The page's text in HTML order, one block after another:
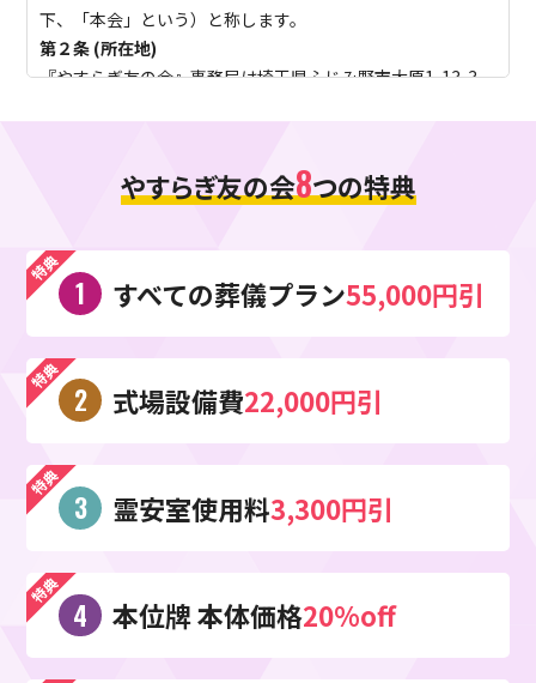
提供するために利用しています。
商品のお届け、ご請求の対応、電子メールでの情報提供、ニ
ュースレター、各種キャンペーンのご案内などの目的で使用
ー）」を使用してお客様のコンピュータを識別します。
より便利にご利用いただくために使用しております。決して
お客様のプライバシーを侵害するものではなく、またお客様
のコンピュータに悪影響を及ぼすことはありません。
個人情報の開示・提供
ご登録いただいた個人情報は厳重に管理され、以下の場合を
除き、登録いただいたご本人の了承なく第三者に開示するこ
とはありません。お客様のサイト上の行為が第三者に不利益
を及ぼすと当社が判断した場合これには詐欺被害、信用リス
ク対策の企業との情報交換も含まれます。裁判所、検察庁、
警察、これらに順ずる公的機関から要請された場合、人の生
命、身体及び財産等に対する差し迫った危険があり、緊急の
個人情報の確認・訂正・削除について
お客様が、弊社にご提供いただいた個人情報は、その内容の
意思 を尊重し、合理的な範囲で必要な対応をさせていただき
下、「本会」という）と称します。
第２条 (所在地)
『やすらぎ友の会』事務局は埼玉県ふじみ野市大原1-13-3
報をより早く入手し不安を解消し、当社の理念「活・粋・生
生活をお送りいただくことを目的とします。
第４条 （会員・範囲）
入会希望者が、本会の趣旨・規約を承認の上、所定の手続き
を完了し、本会が会員として承認した方とします。
入会者のご家族様ならどなたでも会員特典をご利用いただけ
ます。
入会者の葬儀が発生した際はご家族様へ会員資格を引き継ぐ
事ができます。（会員資格の永久継承）
第５条 (入会金)
本会の入会金は(5,000円税込)で永久会員。月々の掛金・年
会費はありません。
所定の手続き完了後、本会が発行する会員証（やすらぎカー
ド）を以て会員資格証明とします。
第７条 (会員の特典)
やすらぎ友の会8つの特典
すべての葬儀プラン55,000円引
式場設備費22,000円引
霊安室使用料3,300円引
本位牌 本体価格20%off